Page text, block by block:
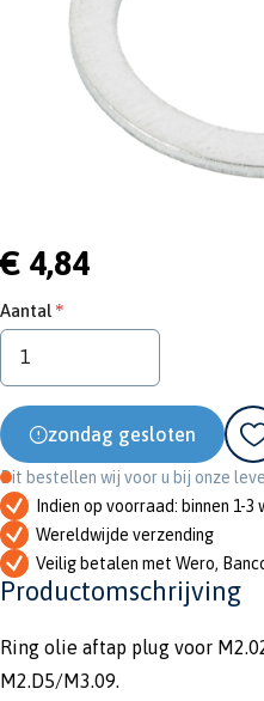
€ 4,84
Aantal
zondag gesloten
Dit bestellen wij voor u bij onze
Indien op voorraad: binnen 1-3
Wereldwijde verzending
Veilig betalen met Wero,
Productomschrijving
Ring olie aftap plug voor
M2.D5/M3.09.